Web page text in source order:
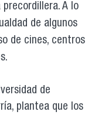
A lo
de algunos
de cines, centros
de
plantea que los